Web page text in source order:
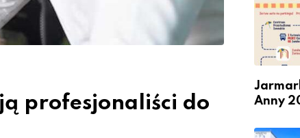
profesjonaliści do
Anny